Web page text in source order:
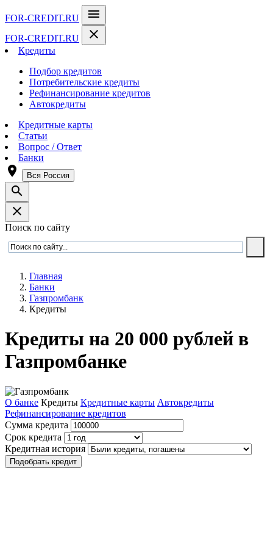
FOR-CREDIT.RU menu
FOR-CREDIT.RU close
Кредиты
Подбор кредитов
Потребительские кредиты
Рефинансирование кредитов
Автокредиты
Кредитные карты
Статьи
Вопрос / Ответ
Банки
room Вся Россия
search
close
Поиск по сайту
Главная
Банки
Газпромбанк
Кредиты
Кредиты на 20 000 рублей в
Газпромбанке
О банке Кредиты Кредитные карты Автокредиты
Рефинансирование кредитов
Сумма кредита
Срок кредита
Кредитная история
Подобрать кредит